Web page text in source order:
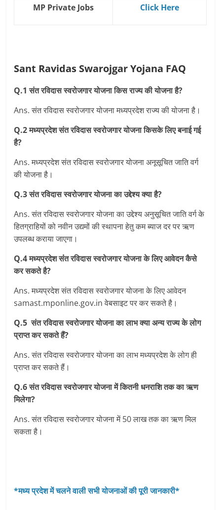
MP Private Jobs Click Here
Sant Ravidas Swarojgar Yojana FAQ
Q.1संत रविदासस्‍वरोजगार योजना किस राज्‍य की योजना है?
Ans. संत रविदास स्‍वरोजगार योजना मध्‍यप्रदेश राज्‍य की योजना है।
Q.2 मध्‍यप्रदेश संत रविदास स्‍वरोजगार योजना किसके लिए बनाई गई
है?
Ans. मध्‍यप्रदेश संत रविदास स्‍वरोजगार योजना अनूसूचित जाति वर्ग
की योजना है।
Q.3 संत रविदास स्‍वरोजगार योजना का उद्देश्‍य क्‍या है?
Ans. संत रविदास स्‍वरोजगार योजना का उद्देश्य अनुसूचित जाति वर्ग के
हितग्राहियों को नवीन उद्यमों की स्थापना हेतु कम ब्याज दर पर ऋण
उपलब्ध कराया जाएगा।
Q.4 मध्‍यप्रदेश संंत रविदास स्‍वरोजगार योजना के लिए आवेदन कैसे
कर सकते है?
Ans. मध्‍यप्रदेश संत रविदास स्‍वरोजगार योजना के लिए आवेदन
samast.mponline.gov.in वेबसाइट पर कर सकते है।
Q.5 संत रविदास स्वरोजगार योजना का लाभ क्या अन्य राज्य के लोग
प्राप्त कर सकते हैं?
Ans. संत रविदास स्‍वरोजगार योजना का लाभ मध्‍यप्रदेश के लोग ही
प्राप्‍त कर सकते हैं।
Q.6 संत रविदास स्वरोजगार योजना में कितनी धनराशि तक का ऋण
मिलेगा?
Ans. संत रविदास स्‍वरोजगार योजना में 50 लाख तक का ऋण मिल
सकता है।
*मध्य प्रदेश में चलने वाली सभी योजनाओं की पूरी जानकारी*